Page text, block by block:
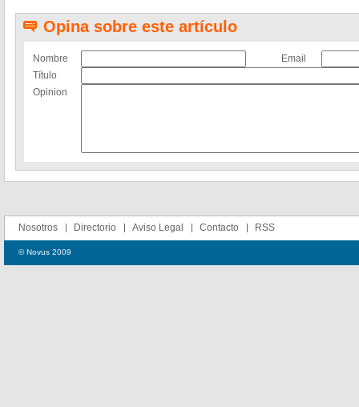
Opina sobre este artículo
Nombre
Email
Título
Opinion
Nosotros Directorio Aviso Legal Contacto RSS
© Novus 2009